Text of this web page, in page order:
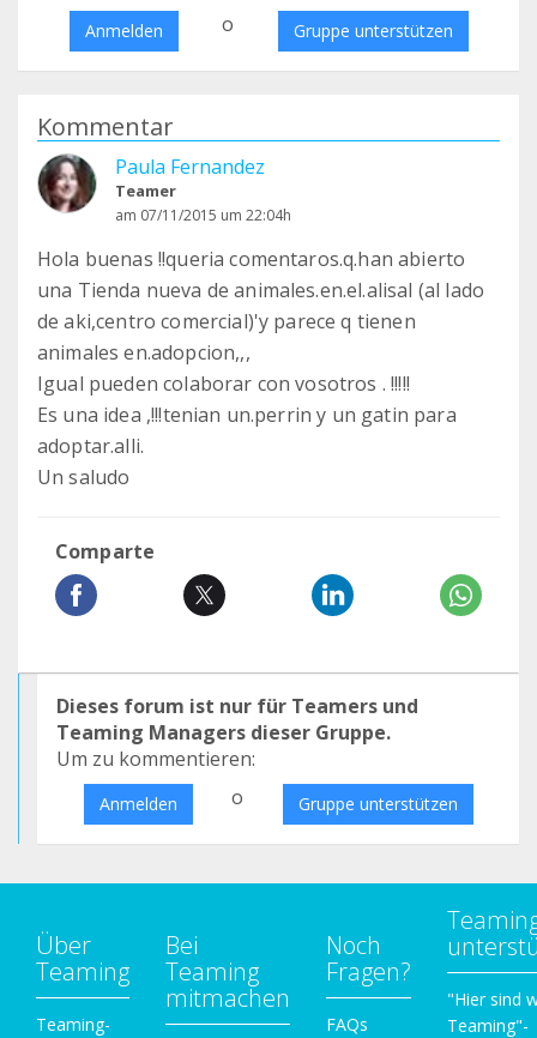
Anmelden o Gruppe unterstützen
Kommentar
Paula Fernandez
Teamer
am 07/11/2015 um 22:04h
Hola buenas !!queria comentaros.q.han abierto
una Tienda nueva de animales.en.el.alisal (al lado
de aki,centro comercial)'y parece q tienen
animales en.adopcion,,,
Igual pueden colaborar con vosotros . !!!!!
Es una idea ,!!!tenian un.perrin y un gatin para
adoptar.alli.
Un saludo
Comparte
Dieses forum ist nur für Teamers und
Teaming Managers dieser Gruppe.
Um zu kommentieren:
Anmelden o Gruppe unterstützen
Über
Teaming
Teaming-
Bei
Teaming
mitmachen
Noch
Fragen?
FAQs
"Hier sind
Teaming"-